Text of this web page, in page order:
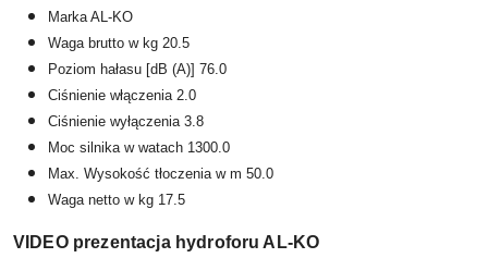
Marka AL-KO
Waga brutto w kg 20.5
Poziom hałasu [dB (A)] 76.0
Ciśnienie włączenia 2.0
Ciśnienie wyłączenia 3.8
Moc silnika w watach 1300.0
Max. Wysokość tłoczenia w m 50.0
Waga netto w kg 17.5
VIDEO prezentacja hydroforu AL-KO